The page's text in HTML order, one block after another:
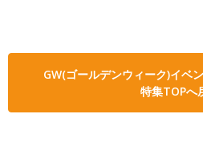
GW(ゴールデンウィーク)イベ
特集TOPへ